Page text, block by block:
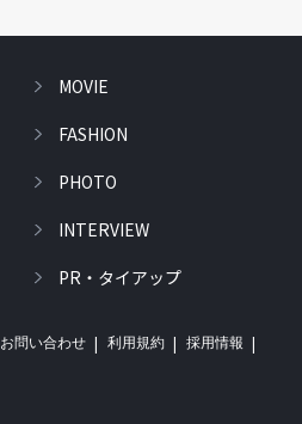
MOVIE
FASHION
PHOTO
INTERVIEW
PR・タイアップ
お問い合わせ 利用規約 採用情報